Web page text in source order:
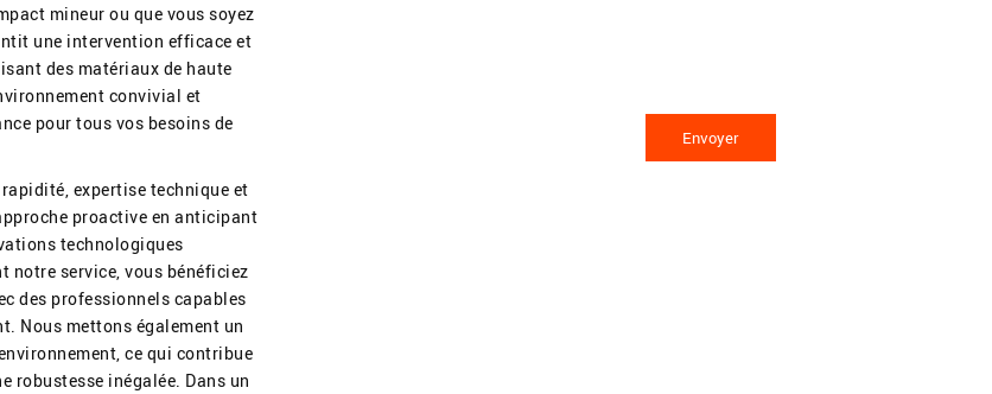
mineur ou que vous soyez
une intervention efficace et
des matériaux de haute
convivial et
pour tous vos besoins de
expertise technique et
proactive en anticipant
technologiques
notre service, vous bénéficiez
des professionnels capables
Nous mettons également un
ce qui contribue
robustesse inégalée. Dans un